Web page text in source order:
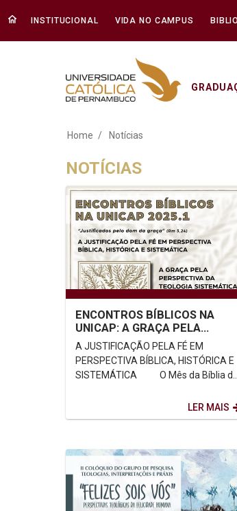
INSTITUCIONAL VIDA NO CAMPUS
Notícias -
Home Notícias
NOTÍCIAS
ENCONTROS BÍBLICOS NA
UNICAP: A GRAÇA PELA
PERSPECTIVA DA TEOLOGIA
SISTEMÁTICA
A JUSTIFICAÇÃO PELA FÉ EM
PERSPECTIVA BÍBLICA, HISTÓRICA E
SISTEMÁTICA O Mês da Bíblia de
LER MAIS